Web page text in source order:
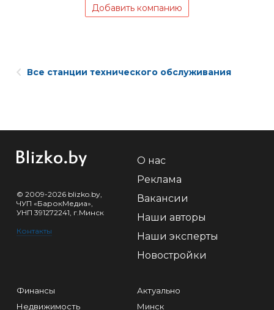
Добавить компанию
Все станции технического обслуживания
© 2009-2026 blizko.by,
ЧУП «БарокМедиа»,
УНП 391272241, г.Минск
Контакты
О нас
Реклама
Вакансии
Наши авторы
Наши эксперты
Новостройки
Финансы
Недвижимость
Актуально
Минск